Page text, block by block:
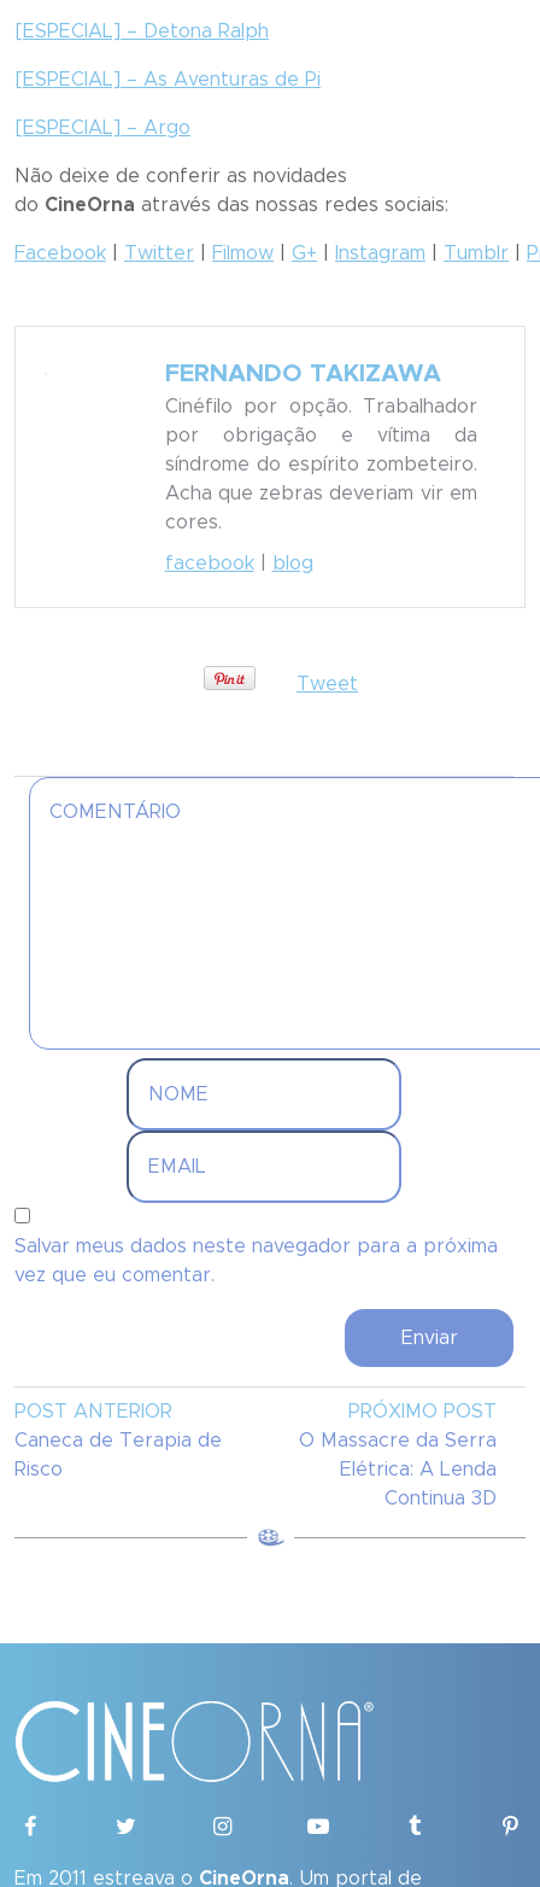
[ESPECIAL] – Detona Ralph
[ESPECIAL] – As Aventuras de Pi
[ESPECIAL] – Argo
Não deixe de conferir as novidades
do CineOrna através das nossas redes sociais:
Facebook Twitter Filmow G+ Instagram Tumblr
FERNANDO TAKIZAWA
Cinéfilo por opção. Trabalhador
por obrigação e vítima da
síndrome do espírito zombeteiro.
Acha que zebras deveriam vir em
cores.
facebook| blog
Tweet
Salvar meus dados neste navegador para a próxima
vez que eu comentar.
POST ANTERIOR
Caneca de Terapia de
Risco
PRÓXIMO POST
O Massacre da Serra
Elétrica: A Lenda
Continua 3D
Em 2011 estreava o CineOrna. Um portal de